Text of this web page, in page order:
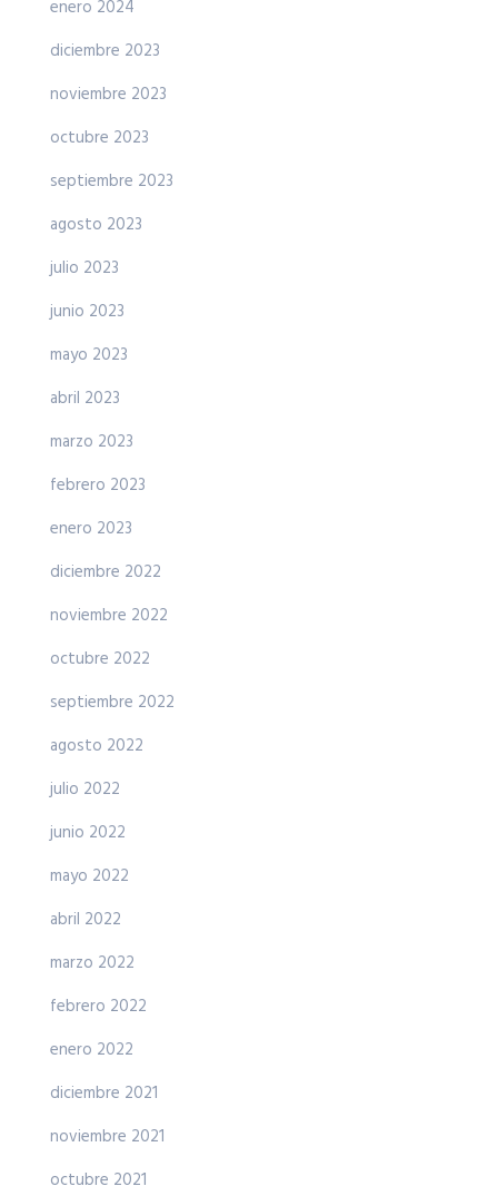
enero 2024
diciembre 2023
noviembre 2023
octubre 2023
septiembre 2023
agosto 2023
julio 2023
junio 2023
mayo 2023
abril 2023
marzo 2023
febrero 2023
enero 2023
diciembre 2022
noviembre 2022
octubre 2022
septiembre 2022
agosto 2022
julio 2022
junio 2022
mayo 2022
abril 2022
marzo 2022
febrero 2022
enero 2022
diciembre 2021
noviembre 2021
octubre 2021